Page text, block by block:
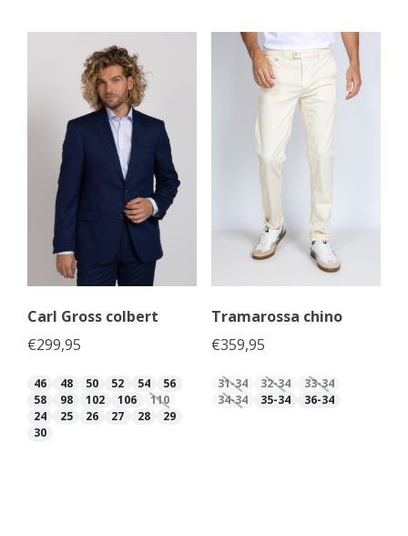
Carl Gross colbert
€299,95
46 48 50 52 54
56
58
98 102 106
110
24
25 26 27 28
29
30
Tramarossa chino
€359,95
31-34 32-34
33-34
34-34
35-34 36-34